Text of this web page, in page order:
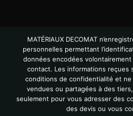
© All Copyright 2024
MATÉRIAUX DECOMAT
personnelles permettant
données encodées
contact. Les informations reçues
conditions de confidentialité et
vendues ou partagées à des
seulement pour vous adresser des
des devis ou vous